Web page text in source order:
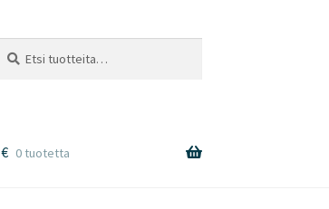
€ 0 tuotetta